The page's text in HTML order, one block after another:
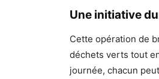
Une initiative
Cette opération de
déchets verts tout
journée, chacun